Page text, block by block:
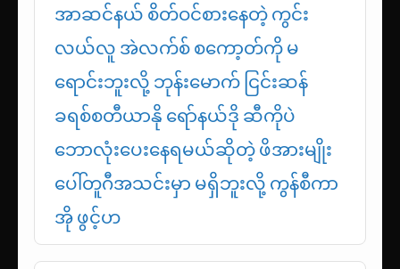
အာဆင်နယ် စိတ်ဝင်စားနေတဲ့ ကွင်း
လယ်လူ အဲလက်စ် စကော့တ်ကို မ
ရောင်းဘူးလို့ ဘုန်းမောက် ငြင်းဆန်
ခရစ်စတီယာနို ရော်နယ်ဒို ဆီကိုပဲ
ဘောလုံးပေးနေရမယ်ဆိုတဲ့ ဖိအားမျိုး
ပေါ်တူဂီအသင်းမှာ မရှိဘူးလို့ ကွန်စီကာ
အို ဖွင့်ဟ